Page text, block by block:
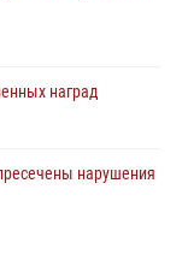
почтили
задержаны
отмечает
наград
нарушения